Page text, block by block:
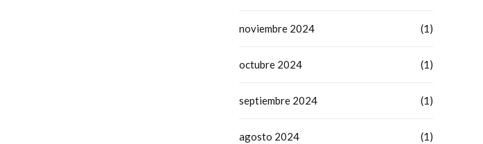
noviembre 2024 (1)
octubre 2024 (1)
septiembre 2024 (1)
agosto 2024 (1)